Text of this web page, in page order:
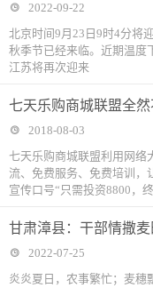
2022-09-22
北京时间9月23日9时4分将
秋季节已经来临。近期温度
江苏将再次迎来
七天乐购商城联盟全
2018-08-03
七天乐购商城联盟利用网络
流、免费服务、免费培训，
宣传口号“只需投资8800，
甘肃漳县：干部情撒
2022-07-25
炎炎夏日，农事繁忙；麦穗